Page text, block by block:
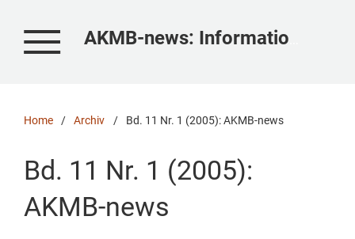
Home / Archiv / Bd. 11 Nr. 1 (2005): AKMB-news
Bd. 11 Nr. 1 (2005):
AKMB-news